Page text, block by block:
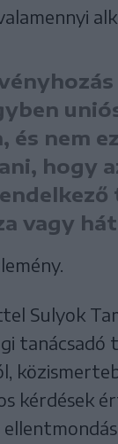
és nem
hogy
vagy
Sulyok
kérdések